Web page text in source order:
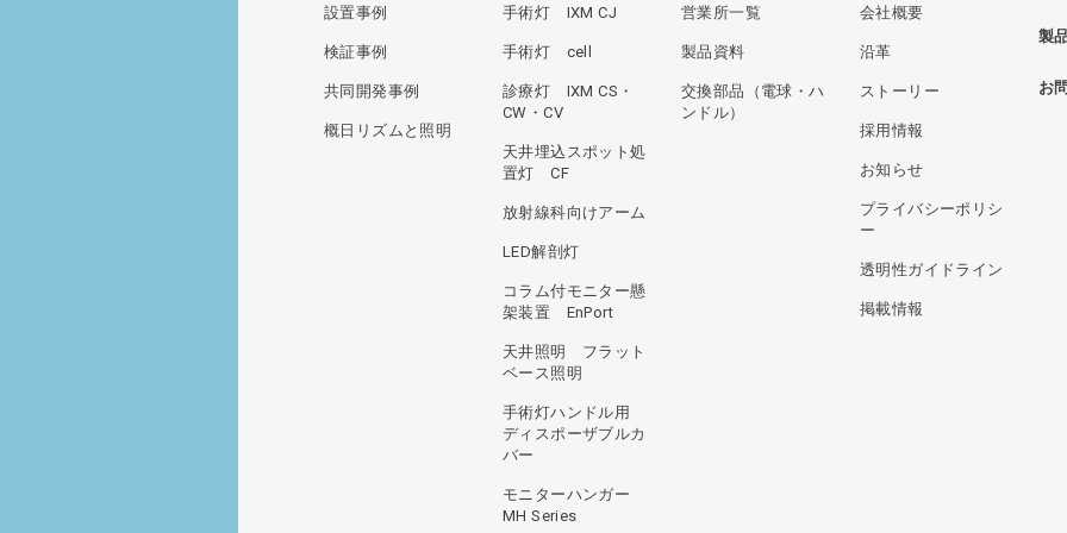
設置事例
検証事例
共同開発事例
概日リズムと照明
手術灯 IXM CJ
手術灯 cell
診療灯 IXM CS・
CW・CV
天井埋込スポット処
置灯 CF
放射線科向けアーム
LED解剖灯
コラム付モニター懸
架装置 EnPort
天井照明 フラット
ベース照明
手術灯ハンドル用
ディスポーザブルカ
バー
モニターハンガー
MH Series
営業所一覧
製品資料
交換部品（電球・ハ
ンドル）
会社概要
沿革
ストーリー
採用情報
お知らせ
プライバシーポリシ
ー
透明性ガイドライン
掲載情報
製
お